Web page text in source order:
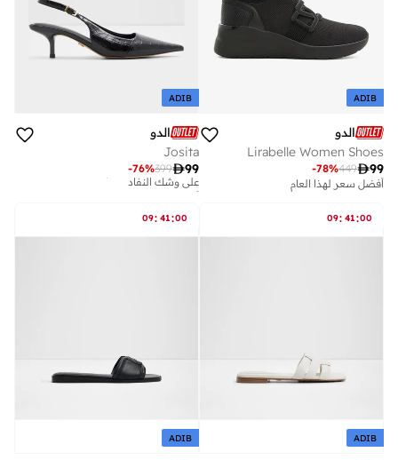
ADIB
الدو
Lirabelle Women Shoes
99
449
-78%
أفضل سعر لهذا العام
ADIB
الدو
Josita
99
399
-76%
أفضل سعر لهذا العام
على وشك النفاد
أفضل سعر لهذا العام
09: 41:00
ADIB
09: 41:00
ADIB